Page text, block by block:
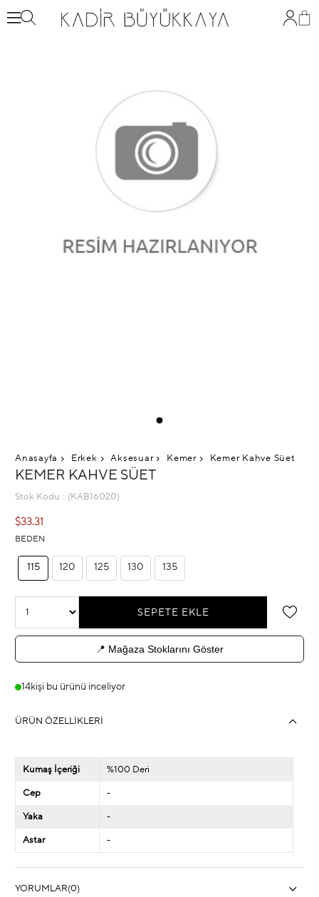
Anasayfa Erkek Aksesuar Kemer Kemer Kahve Süet
KEMER KAHVE SÜET
Stok Kodu (KAB16020)
$33.31
BEDEN
115 120 125 130 135
📍 Mağaza Stoklarını Göster
14kişi bu ürünü inceliyor
ÜRÜN ÖZELLIKLERI
Kumaş İçeriği %100 Deri
Cep -
Yaka -
Astar -
YORUMLAR(0)